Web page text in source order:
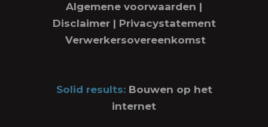
Algemene voorwaarden |
Disclaimer| Privacystatement
Verwerkersovereenkomst
Solid results: Bouwen op het
internet